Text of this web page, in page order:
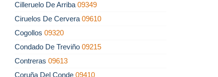
Cilleruelo De Arriba 09349
Ciruelos De Cervera 09610
Cogollos 09320
Condado De Treviño 09215
Contreras 09613
Coruña Del Conde 09410